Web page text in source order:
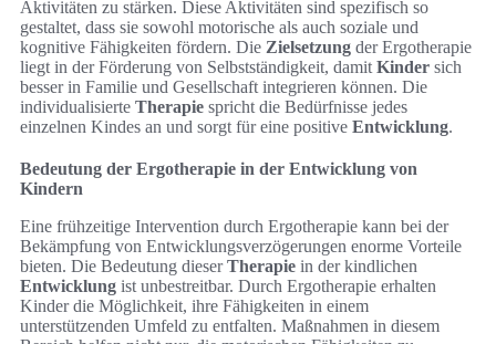
Aktivitäten zu stärken. Diese Aktivitäten sind spezifisch so
gestaltet, dass sie sowohl motorische als auch soziale und
kognitive Fähigkeiten fördern. Die Zielsetzung der Ergotherapie
liegt in der Förderung von Selbstständigkeit, damit Kinder sich
besser in Familie und Gesellschaft integrieren können. Die
individualisierte Therapie spricht die Bedürfnisse jedes
einzelnen Kindes an und sorgt für eine positive Entwicklung.
Bedeutung der Ergotherapie in der Entwicklung von
Kindern
Eine frühzeitige Intervention durch Ergotherapie kann bei der
Bekämpfung von Entwicklungsverzögerungen enorme Vorteile
bieten. Die Bedeutung dieserTherapie in der kindlichen
Entwicklung ist unbestreitbar. Durch Ergotherapie erhalten
Kinder die Möglichkeit, ihre Fähigkeiten in einem
unterstützenden Umfeld zu entfalten. Maßnahmen in diesem